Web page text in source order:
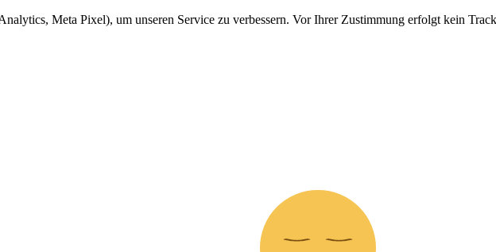
Meta Pixel), um unseren Service zu verbessern. Vor Ihrer Zustimmung erfolgt kein